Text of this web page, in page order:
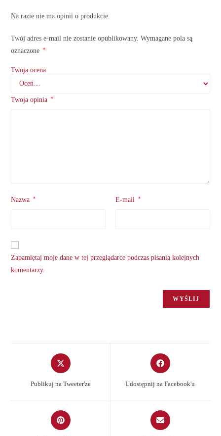
Na razie nie ma opinii o produkcie.
Twój adres e-mail nie zostanie opublikowany. Wymagane pola są
oznaczone
*
Twoja ocena
Twoja opinia *
Nazwa * E-mail *
Zapamiętaj moje dane w tej przeglądarce podczas pisania kolejnych
komentarzy.
Opens
in
new
Publikuj na Tweeter'ze
Opens
in
new
Udostępnij na Facebook'u
Opens
in
Opens
in